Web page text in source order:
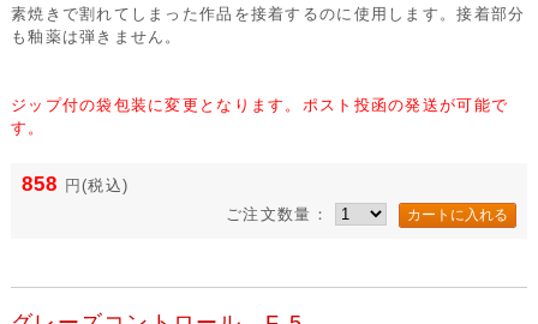
素焼きで割れてしまった作品を接着するのに使用します。接着部分
も釉薬は弾きません。
ジップ付の袋包装に変更となります。ポスト投函の発送が可能で
す。
858 円 (税込)
ご注文数量：